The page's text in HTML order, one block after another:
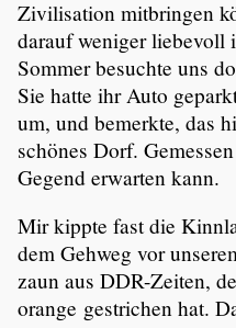
Zivili­sa­tion mitbringen
darauf weniger liebevoll
Sommer besuchte uns
Sie hatte ihr Auto
um, und bemerkte, das
schönes Dorf.
Gegend erwarten kann.
Mir kippte fast die
dem Gehweg vor
zaun aus DDR-Zeiten,
orange gestri­chen hat.